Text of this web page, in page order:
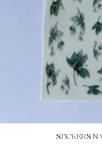
ACHETEZ
STICKERS